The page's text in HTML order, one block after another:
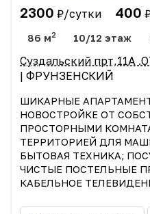
2300 ₽/сутки 400
86 м2 10/12 этаж
Суздальский
| ФРУНЗЕНСКИЙ
ШИКАРНЫЕ
НОВОСТРОЙКЕ ОТ
ПРОСТОРНЫМИ
ТЕРРИТОРИЕЙ ДЛЯ
БЫТОВАЯ ТЕХНИКА;
ЧИСТЫЕ ПОСТЕЛЬНЫЕ
КАБЕЛЬНОЕ